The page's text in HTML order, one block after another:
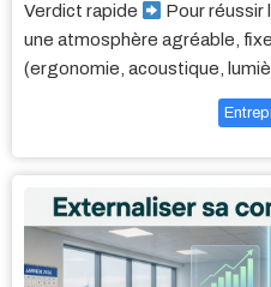
Verdict rapide
Pour réussir
une atmosphère agréable,
(ergonomie, acoustique,